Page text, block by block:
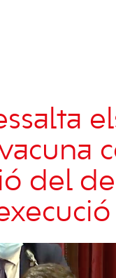
del